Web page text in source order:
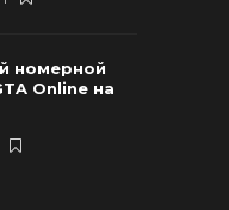
номерной
Online на